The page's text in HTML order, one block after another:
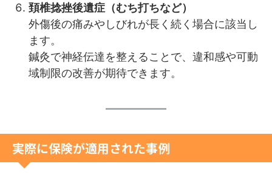
頚椎捻挫後遺症（むち打ちなど）
外傷後の痛みやしびれが長く続く場合に該当し
ます。
鍼灸で神経伝達を整えることで、違和感や可動
域制限の改善が期待できます。
実際に保険が適用された事例